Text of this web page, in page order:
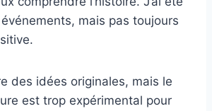
mais pas toujours
des idées originales, mais le
est trop expérimental pour